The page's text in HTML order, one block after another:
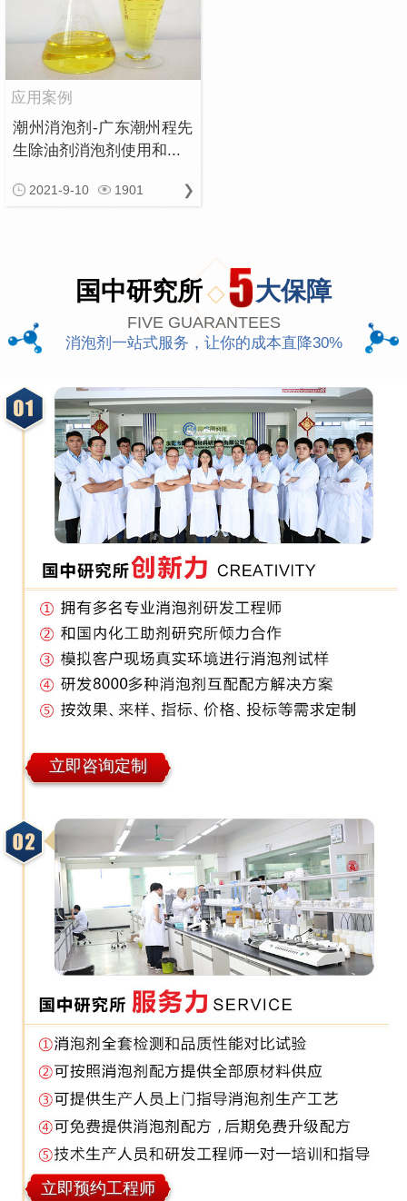
应用案例
潮州消泡剂-广东潮州程先
生除油剂消泡剂使用和...
2021-9-10 1901
国中研究所 大保障
FIVE GUARANTEES
消泡剂一站式服务，让你的成本直降30%
立即咨询定制
立即预约工程师